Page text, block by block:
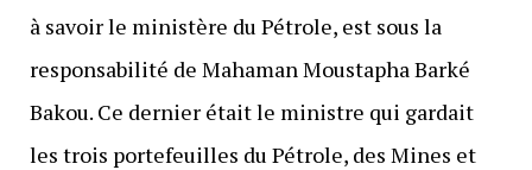
à savoir le ministère du Pétrole, est sous la
responsabilité de Mahaman Moustapha Barké
Bakou. Ce dernier était le ministre qui gardait
les trois portefeuilles du Pétrole, des Mines et